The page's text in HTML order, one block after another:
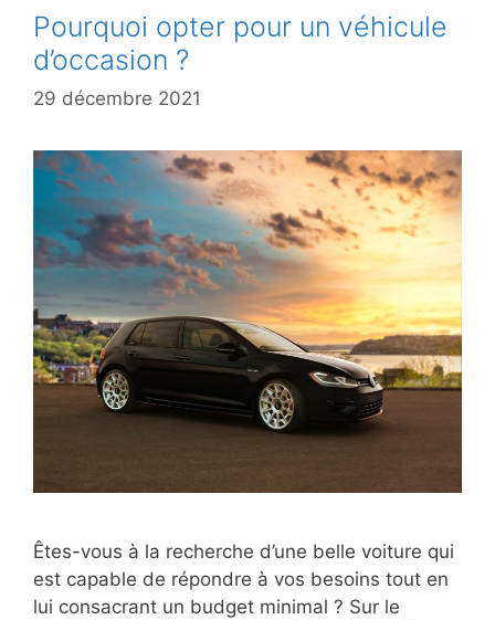
Pourquoi opter pour un véhicule
d’occasion ?
29 décembre 2021
Êtes-vous à la recherche d’une belle voiture qui
est capable de répondre à vos besoins tout en
lui consacrant un budget minimal ? Sur le